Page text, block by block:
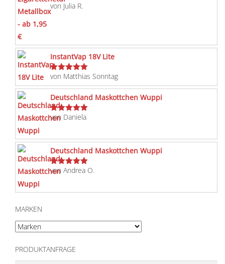
Bewertet
mit
von Julia R.
InstantVap 18V Lite
Bewertet
von Matthias Sonntag
Deutschland Maskottchen Wuppi
Bewertet
von Daniela
Deutschland Maskottchen Wuppi
Bewertet
von Andrea O.
MARKEN
PRODUKTANFRAGE